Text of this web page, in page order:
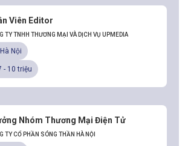
Viên Editor
TY TNHH THƯƠNG MẠI VÀ DỊCH VỤ UPMEDIA
Hà Nội
- 10 triệu
Nhóm Thương Mại Điện Tử
TY CỔ PHẦN SÓNG THẦN HÀ NỘI